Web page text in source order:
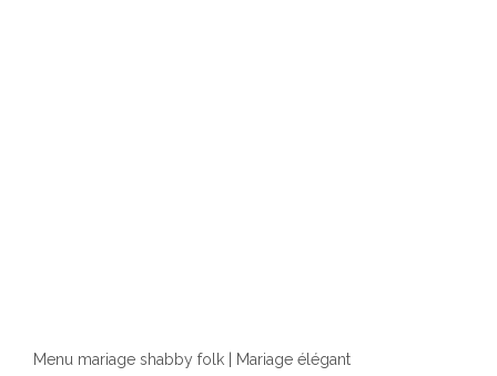
Menu mariage shabby folk | Mariage élégant